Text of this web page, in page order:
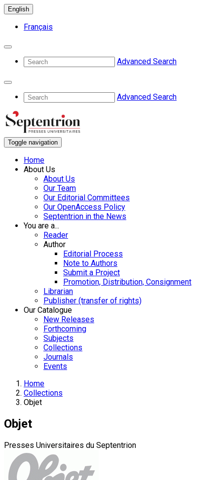
English
Français
Advanced Search
Advanced Search
Toggle navigation
Home
About Us
About Us
Our Team
Our Editorial Committees
Our OpenAccess Policy
Septentrion in the News
You are a...
Reader
Author
Editorial Process
Note to Authors
Submit a Project
Promotion, Distribution, Consignment
Librarian
Publisher (transfer of rights)
Our Catalogue
New Releases
Forthcoming
Subjects
Collections
Journals
Events
Home
Collections
Objet
Objet
Presses Universitaires du Septentrion